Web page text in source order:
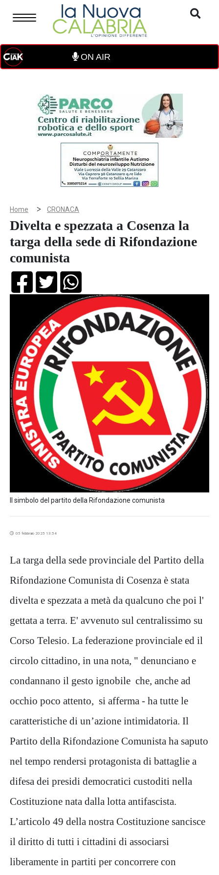
ON AIR
Home > CRONACA
Divelta e spezzata a Cosenza la
targa della sede di Rifondazione
comunista
Il simbolo del partito della Rifondazione comunista
05 febbraio 2025 13:54
La targa della sede provinciale del Partito della
Rifondazione Comunista di Cosenza è stata
divelta e spezzata a metà da qualcuno che poi l'
gettata a terra. E' avvenuto sul centralissimo su
Corso Telesio. La federazione provinciale ed il
circolo cittadino, in una nota, " denunciano e
condannano il gesto ignobile che, anche ad
occhio poco attento, si afferma - ha tutte le
caratteristiche di un’azione intimidatoria. Il
Partito della Rifondazione Comunista ha saputo
nel tempo rendersi protagonista di battaglie a
difesa dei presidi democratici custoditi nella
Costituzione nata dalla lotta antifascista.
L’articolo 49 della nostra Costituzione sancisce
il diritto di tutti i cittadini di associarsi
liberamente in partiti per concorrere con